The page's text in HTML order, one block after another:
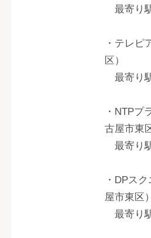
最寄り
・テレピ
区）
最寄り
・NTPプ
古屋市東
最寄り
・DPス
屋市東区）
最寄り